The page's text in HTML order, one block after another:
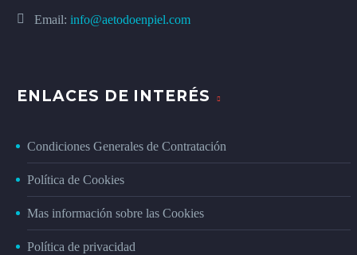
Email: info@aetodoenpiel.com
ENLACES DE INTERÉS
Condiciones Generales de Contratación
Política de Cookies
Mas información sobre las Cookies
Política de privacidad